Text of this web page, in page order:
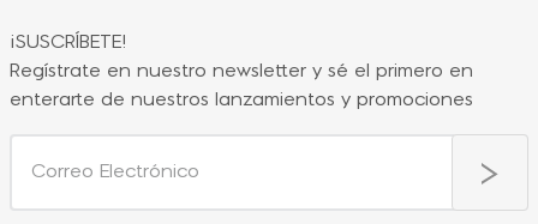
¡SUSCRÍBETE!
Regístrate en nuestro newsletter y sé el primero en
enterarte de nuestros lanzamientos y promociones